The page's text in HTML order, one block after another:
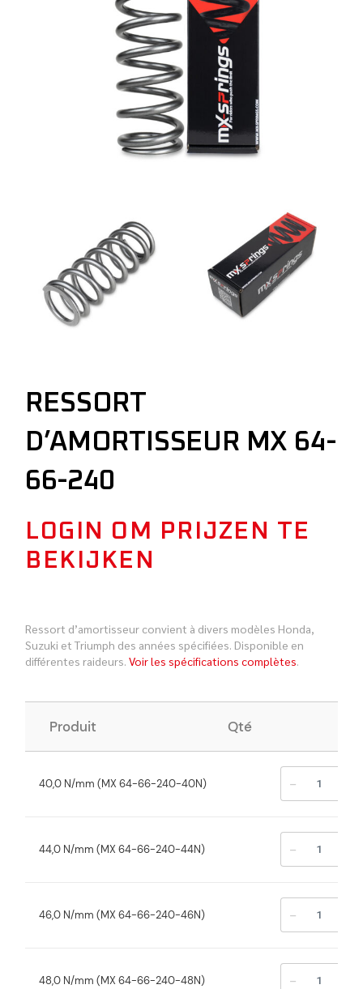
RESSORT
D’AMORTISSEUR MX 64-
66-240
LOGIN OM PRIJZEN TE
BEKIJKEN
Ressort d’amortisseur convient à divers modèles Honda,
Suzuki et Triumph des années spécifiées. Disponible en
différentes raideurs.Voir les spécifications complètes.
Produit Qté
40,0 N/mm (MX 64-66-240-40N) -
44,0 N/mm (MX 64-66-240-44N) -
46,0 N/mm (MX 64-66-240-46N) -
48,0 N/mm (MX 64-66-240-48N) -